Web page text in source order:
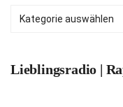
Kategorien
Lieblingsradio |